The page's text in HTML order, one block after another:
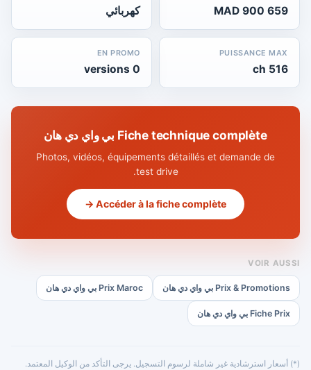
659 900 MAD كهربائي
PUISSANCE MAX
516 ch
EN PROMO
0 versions
Fiche technique complète بي واي دي هان
Photos, vidéos, équipements détaillés et demande de
test drive.
Accéder à la fiche complète →
VOIR AUSSI
Prix & Promotions بي واي دي هان Prix Maroc بي واي دي هان
Fiche Prix بي واي دي هان
(*) أسعار استرشادية غير شاملة لرسوم التسجيل. يرجى التأكد من الوكيل المعتمد.